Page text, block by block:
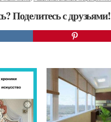
Поделитесь с друзьями!